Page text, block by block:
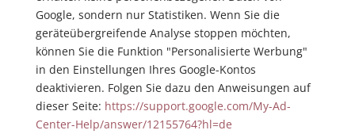
Google, sondern nur Statistiken. Wenn Sie die
geräteübergreifende Analyse stoppen möchten,
können Sie die Funktion "Personalisierte Werbung"
in den Einstellungen Ihres Google-Kontos
deaktivieren. Folgen Sie dazu den Anweisungen auf
dieser Seite: https://support.google.com/My-Ad-
Center-Help/answer/12155764?hl=de